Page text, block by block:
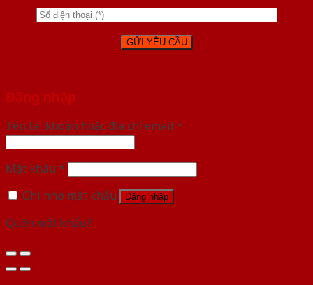
Đăng nhập
Tên tài khoản hoặc địa chỉ email *
Mật khẩu *
Ghi nhớ mật khẩu
Đăng nhập
Quên mật khẩu?